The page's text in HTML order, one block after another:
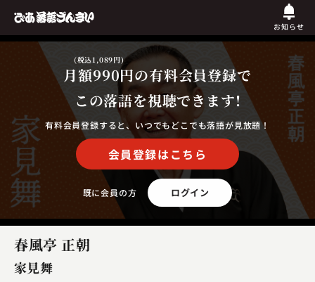
お知らせ
月額990円
(税込1,089円)
の有料会員登録で
この落語を視聴できます!
有料会員登録すると、いつでもどこでも落語が見放題！
会員登録はこちら
既に会員の方 ログイン
春風亭 正朝
家見舞